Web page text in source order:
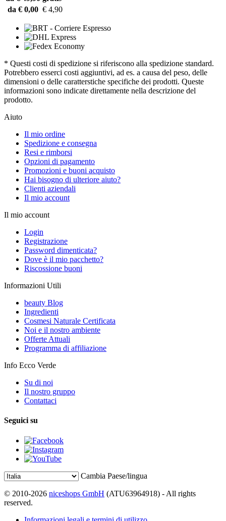
da € 0,00 € 4,90
* Questi costi di spedizione si riferiscono alla spedizione standard.
Potrebbero esserci costi aggiuntivi, ad es. a causa del peso, delle
dimensioni o delle caratterstiche specifiche dei prodotti. Queste
informazioni sono indicate direttamente nella descrizione del
prodotto.
Aiuto
Il mio ordine
Spedizione e consegna
Resi e rimborsi
Opzioni di pagamento
Promozioni e buoni acquisto
Hai bisogno di ulteriore aiuto?
Clienti aziendali
Il mio account
Il mio account
Login
Registrazione
Password dimenticata?
Dove è il mio pacchetto?
Riscossione buoni
Informazioni Utili
beauty Blog
Ingredienti
Cosmesi Naturale Certificata
Noi e il nostro ambiente
Offerte Attuali
Programma di affiliazione
Info Ecco Verde
Su di noi
Il nostro gruppo
Contattaci
Seguici su
Cambia Paese/lingua
© 2010-2026 niceshops GmbH (ATU63964918) - All rights
reserved.